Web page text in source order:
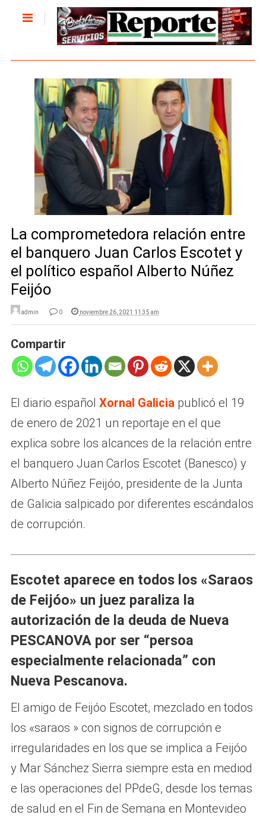
La comprometedora relación entre
el banquero Juan Carlos Escotet y
el político español Alberto Núñez
Feijóo
admin 0 noviembre 26, 2021 11:35 am
Compartir
El diario español Xornal Galiciapublicó el 19
de enero de 2021 un reportaje en el que
explica sobre los alcances de la relación entre
el banquero Juan Carlos Escotet (Banesco) y
Alberto Núñez Feijóo, presidente de la Junta
de Galicia salpicado por diferentes escándalos
de corrupción.
Escotet aparece en todos los «Saraos
de Feijóo» un juez paraliza la
autorización de la deuda de Nueva
PESCANOVA por ser “persoa
especialmente relacionada” con
Nueva Pescanova.
El amigo de Feijóo Escotet, mezclado en todos
los «saraos » con signos de corrupción e
irregularidades en los que se implica a Feijóo
y Mar Sánchez Sierra siempre esta en mediod
e las operaciones del PPdeG, desde los temas
de salud en el Fin de Semana en Montevideo